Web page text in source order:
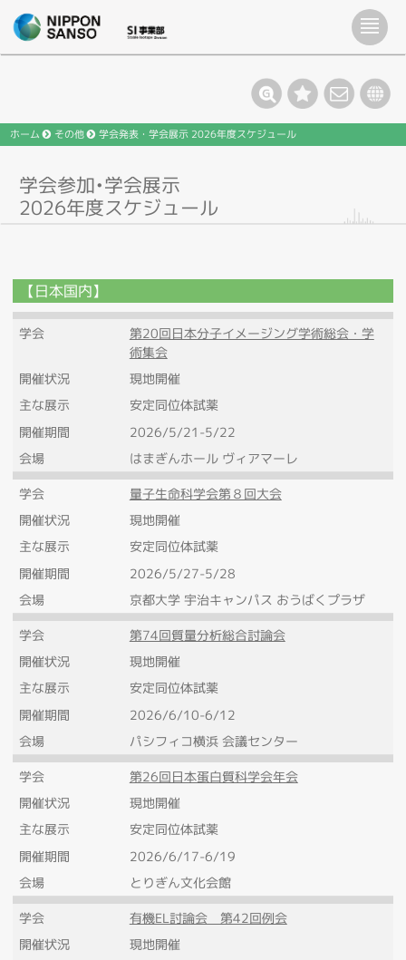
ホーム その他 学会発表・学会展示 2026年度スケジュール
学会参加•学会展示
2026年度スケジュール
【日本国内】
学会
第20回日本分子イメージング学術総会・学
術集会
開催状況
現地開催
主な展示
安定同位体試薬
開催期間
2026/5/21-5/22
会場
はまぎんホール ヴィアマーレ
学会
量子生命科学会第８回大会
開催状況
現地開催
主な展示
安定同位体試薬
開催期間
2026/5/27-5/28
会場
京都大学 宇治キャンパス おうばくプラザ
学会
第74回質量分析総合討論会
開催状況
現地開催
主な展示
安定同位体試薬
開催期間
2026/6/10-6/12
会場
パシフィコ横浜 会議センター
学会
第26回日本蛋白質科学会年会
開催状況
現地開催
主な展示
安定同位体試薬
開催期間
2026/6/17-6/19
会場
とりぎん文化会館
学会
有機EL討論会 第42回例会
開催状況
現地開催